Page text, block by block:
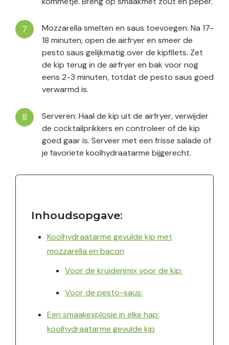
Mozzarella smelten en saus toevoegen: Na 17-
18 minuten, open de airfryer en smeer de
pesto saus gelijkmatig over de kipfilets. Zet
de kip terug in de airfryer en bak voor nog
eens 2-3 minuten, totdat de pesto saus goed
verwarmd is.
Serveren: Haal de kip uit de airfryer, verwijder
de cocktailprikkers en controleer of de kip
goed gaar is. Serveer met een frisse salade of
je favoriete koolhydraatarme bijgerecht.
Inhoudsopgave:
Koolhydraatarme gevulde kip met
mozzarella en bacon
Voor de kruidenmix voor de kip:
Voor de pesto-saus:
Een smaakexplosie in elke hap:
koolhydraatarme gevulde kip